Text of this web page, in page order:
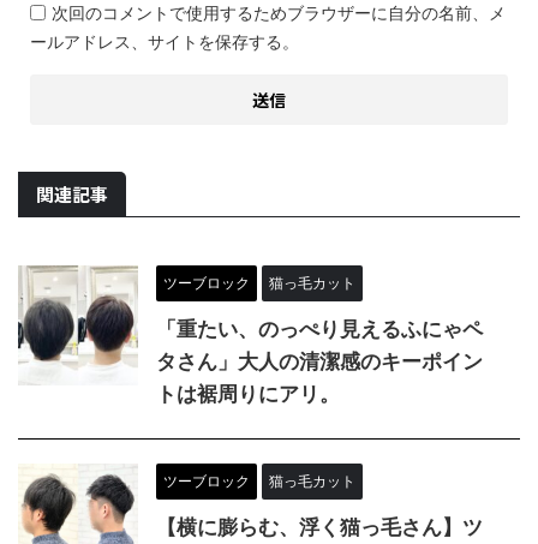
次回のコメントで使用するためブラウザーに自分の名前、メ
ールアドレス、サイトを保存する。
関連記事
ツーブロック 猫っ毛カット
「重たい、のっぺり見えるふにゃペ
タさん」大人の清潔感のキーポイン
トは裾周りにアリ。
ツーブロック 猫っ毛カット
【横に膨らむ、浮く猫っ毛さん】ツ